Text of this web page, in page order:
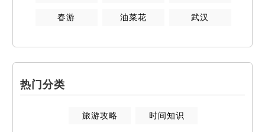
春游 油菜花 武汉
热门分类
旅游攻略 时间知识